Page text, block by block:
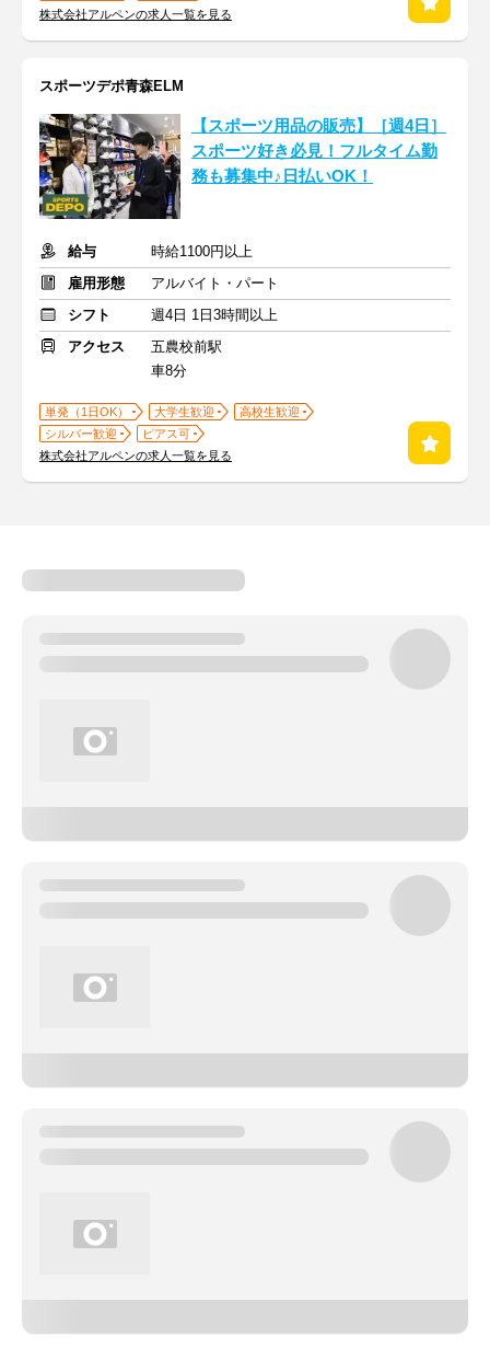
株式会社アルペンの求人一覧を見る
スポーツデポ青森ELM
【スポーツ用品の販売】［週4日］
スポーツ好き必見！フルタイム勤
務も募集中♪日払いOK！
給与
時給1100円以上
雇用形態
アルバイト・パート
シフト
週4日 1日3時間以上
アクセス
五農校前駅
車8分
単発（1日OK） 大学生歓迎
高校生歓迎
シルバー歓迎
ピアス可
株式会社アルペンの求人一覧を見る